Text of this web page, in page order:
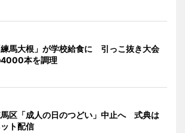
練馬大根」が学校給食に 引っこ抜き大会
本を調理
区「成人の日のつどい」中止へ 式典は
ト配信